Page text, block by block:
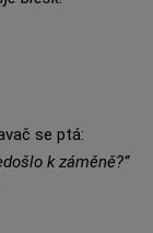
se ptá:
k záměně?”